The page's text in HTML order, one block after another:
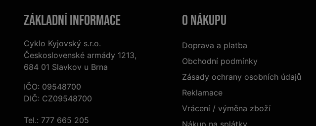
Základní informace
Cyklo Kyjovský s.r.o.
Československé armády 1213,
684 01 Slavkov u Brna
IČO: 09548700
DIČ: CZ09548700
Tel.: 777 665 205
O nákupu
Doprava a platba
Obchodní podmínky
Zásady ochrany osobních údajů
Reklamace
Vrácení / výměna zboží
Nákup na splátky